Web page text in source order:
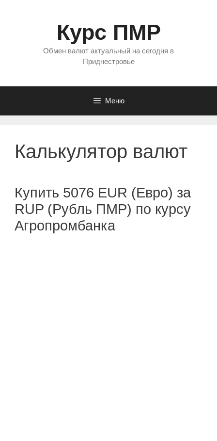
Курс ПМР
Обмен валют актуальный на сегодня в
Приднестровье
Меню
Калькулятор валют
Купить 5076 EUR (Евро) за
RUP (Рубль ПМР) по курсу
Агропромбанка